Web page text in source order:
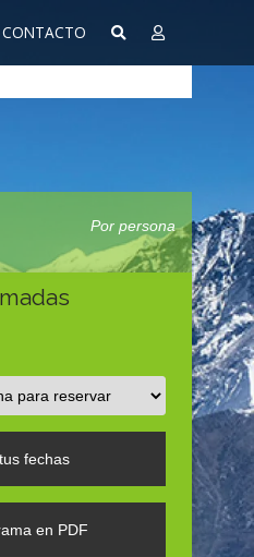
CONTACTO
Por persona
fechas
en PDF